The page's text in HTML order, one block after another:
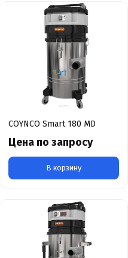
COYNCO Smart 180 MD
Цена по запросу
В корзину